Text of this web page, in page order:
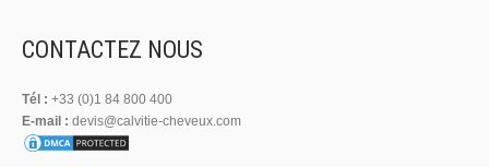
CONTACTEZ NOUS
Tél : +33 (0)1 84 800 400
E-mail : devis@calvitie-cheveux.com